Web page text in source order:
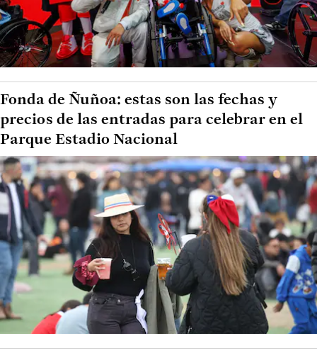
Fonda de Ñuñoa: estas son las fechas y
precios de las entradas para celebrar en el
Parque Estadio Nacional